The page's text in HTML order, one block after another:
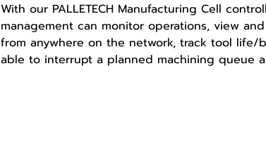
With our PALLETECH Manufacturing Cell
management can monitor operations, view
from anywhere on the network, track tool life/
able to interrupt a planned machining queue